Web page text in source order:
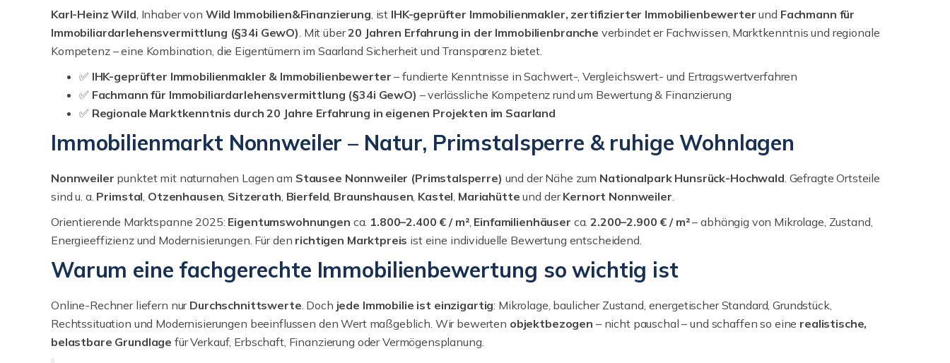
Karl-Heinz Wild , Inhaber von Wild Immobilien&Finanzierung , ist IHK-geprüfter Immobilienmakler, zertifizierter Immobilienbewerter und Fachmann für
Immobiliar­darlehensvermittlung (§34i GewO) . Mit über20 Jahren Erfahrung in der Immobilienbranche verbindet er Fachwissen, Marktkenntnis und regionale
Kompetenz – eine Kombination, die Eigentümern im Saarland Sicherheit und Transparenz bietet.
✅ IHK-geprüfter Immobilienmakler & Immobilienbewerter – fundierte Kenntnisse in Sachwert-, Vergleichswert- und Ertragswertverfahren
✅ Fachmann für Immobiliar­darlehensvermittlung (§34i GewO) – verlässliche Kompetenz rund um Bewertung & Finanzierung
✅ Regionale Marktkenntnis durch 20 Jahre Erfahrung in eigenen Projekten im Saarland
Immobilienmarkt Nonnweiler – Natur, Primstalsperre & ruhige Wohnlagen
Nonnweiler punktet mit naturnahen Lagen am Stausee Nonnweiler (Primstalsperre) und der Nähe zum Nationalpark Hunsrück-Hochwald . Gefragte Ortsteile
sind u. a. Primstal Otzenhausen Sitzerath Bierfeld Braunshausen Kastel Mariahütte und derKernort Nonnweiler
Orientierende Marktspanne 2025: Eigentumswohnungen ca. 1.800–2.400 € / m², Einfamilienhäuser ca.2.200–2.900 € / m²– abhängig von Mikrolage, Zustand,
Energieeffizienz und Modernisierungen. Für den richtigen Marktpreis ist eine individuelle Bewertung entscheidend.
Warum eine fachgerechte Immobilienbewertung so wichtig ist
Online-Rechner liefern nur Durchschnittswerte . Doch jede Immobilie ist einzigartig: Mikrolage, baulicher Zustand, energetischer Standard, Grundstück,
Rechtssituation und Modernisierungen beeinflussen den Wert maßgeblich. Wir bewerten objektbezogen – nicht pauschal – und schaffen so eine realistische,
belastbare Grundlage für Verkauf, Erbschaft, Finanzierung oder Vermögensplanung.